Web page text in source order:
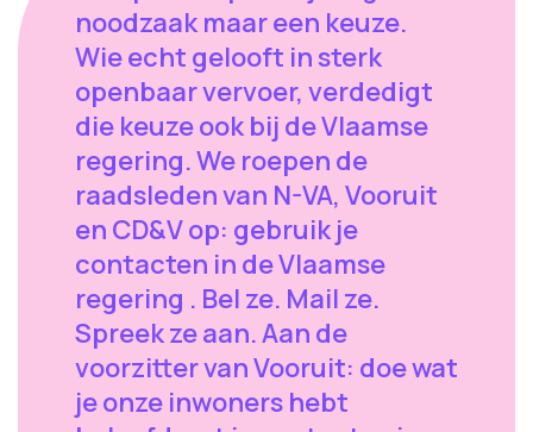
noodzaak maar een keuze.
Wie echt gelooft in sterk
openbaar vervoer, verdedigt
die keuze ook bij de Vlaamse
regering. We roepen de
raadsleden van N-VA, Vooruit
en CD&V op: gebruik je
contacten in de Vlaamse
regering . Bel ze. Mail ze.
Spreek ze aan. Aan de
voorzitter van Vooruit: doe wat
je onze inwoners hebt